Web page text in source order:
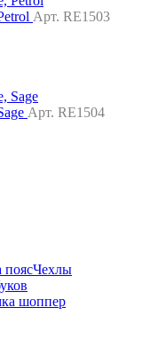
Арт. RE1503
Арт. RE1504
поясЧехлы
шоппер